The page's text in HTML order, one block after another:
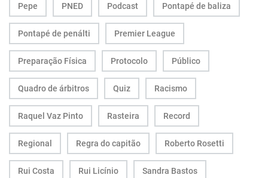
Pepe PNED Podcast Pontapé de baliza
Pontapé de penálti Premier League
Preparação Física Protocolo Público
Quadro de árbitros Quiz Racismo
Raquel Vaz Pinto Rasteira Record
Regional Regra do capitão Roberto Rosetti
Rui Costa Rui Licínio Sandra Bastos